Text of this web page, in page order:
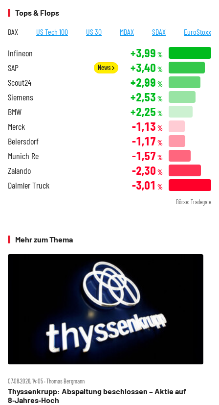
Tops & Flops
DAX US Tech 100 US 30 MDAX SDAX EuroStoxx
Infineon +3,99 %
SAP News +3,40 %
Scout24 +2,99 %
Siemens +2,53 %
BMW +2,25 %
Merck -1,13 %
Beiersdorf -1,17 %
Munich Re -1,57 %
Zalando -2,30 %
Daimler Truck -3,01 %
Börse: Tradegate
Mehr zum Thema
07.08.2026, 14:05 ‧ Thomas Bergmann
Thyssenkrupp: Abspaltung beschlossen – Aktie auf
8‑Jahres‑Hoch